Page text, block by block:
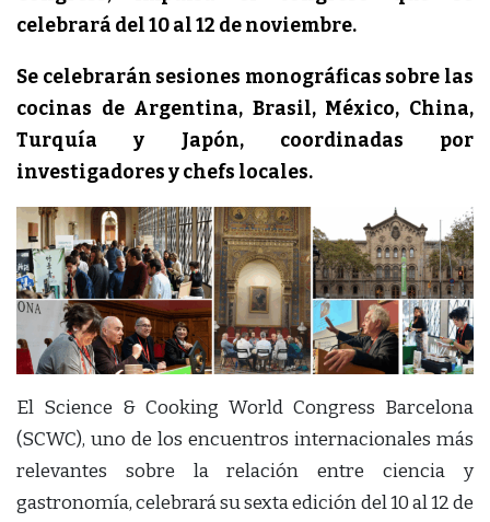
celebrará del 10 al 12 de noviembre.
Se celebrarán sesiones monográficas sobre las
cocinas de Argentina, Brasil, México, China,
Turquía y Japón, coordinadas por
investigadores y chefs locales.
El Science & Cooking World Congress Barcelona
(SCWC), uno de los encuentros internacionales más
relevantes sobre la relación entre ciencia y
gastronomía, celebrará su sexta edición del 10 al 12 de